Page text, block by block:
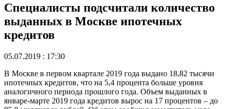
Специалисты подсчитали количество
выданных в Москве ипотечных
кредитов
05.07.2019 : 17:30
В Москве в первом квартале 2019 года выдано 18,82 тысячи
ипотечных кредитов, что на 5,4 процента больше уровня
аналогичного периода прошлого года. Объем выданных в
январе-марте 2019 года кредитов вырос на 17 процентов – до